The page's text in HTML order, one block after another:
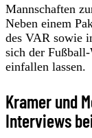
Mannschaften
Neben einem
des VAR sowie
sich der
einfallen lassen.
Kramer und
Interviews